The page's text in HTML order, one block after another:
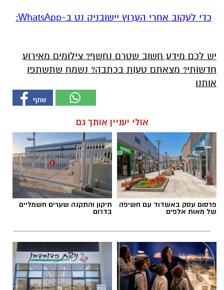
‏כדי לעקוב אחרי הערוץ יישובניק נט ב-WhatsApp:‏‏‏
יש לכם מידע חשוב שטרם נחשף? צילומים מאירוע
חדשותי? מצאתם טעות בכתבה? נשמח שתשתפו
אותנו
אולי יעניין אותך גם
פרסום עסק באשדוד עם חשיפה
של מאות אלפים
תיקון והתקנה שערים חשמליים
בדרום